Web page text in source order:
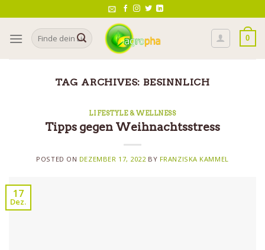
to
contentSearch
for:
0
TAG ARCHIVES: BESINNLICH
LIFESTYLE & WELLNESS
Tipps gegen Weihnachtsstress
POSTED ON DEZEMBER 17, 2022 BY FRANZISKA KAMMEL
17
Dez.